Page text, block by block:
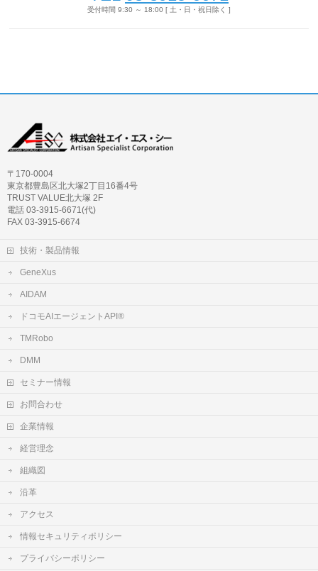
受付時間 9:30 ～ 18:00 [ 土・日・祝日除く ]
〒170-0004
東京都豊島区北大塚2丁目16番4号
TRUST VALUE北大塚 2F
電話 03-3915-6671(代)
FAX 03-3915-6674
技術・製品情報
GeneXus
AIDAM
ドコモAIエージェントAPI®
TMRobo
DMM
セミナー情報
お問合わせ
企業情報
経営理念
組織図
沿革
アクセス
情報セキュリティポリシー
プライバシーポリシー